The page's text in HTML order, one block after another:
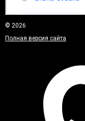
© 2026
Полная версия сайта